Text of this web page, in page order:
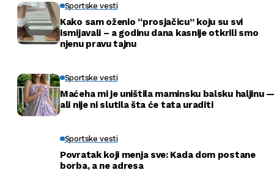
Sportske vesti
Kako sam oženio “prosjačicu” koju su svi
ismijavali – a godinu dana kasnije otkrili smo
njenu pravu tajnu
Sportske vesti
Maćeha mi je uništila maminsku balsku haljinu
ali nije ni slutila šta će tata uraditi
Sportske vesti
Povratak koji menja sve: Kada dom postane
borba, a ne adresa